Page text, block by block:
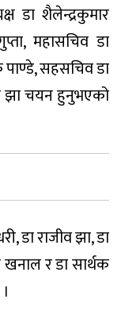
डा शैलेन्द्रकुमार
महासचिव डा
पाण्डे, सहसचिव डा
झा चयन हुनुभएको
डा राजीव झा, डा
खनाल र डा सार्थक